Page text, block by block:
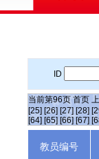
ID
当前第96页 首页
[25] [26] [27] [28]
[64] [65] [66] [67]
教员编号